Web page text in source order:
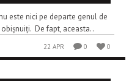
este nici pe departe genul de
De fapt, aceasta..
22 APR 0 0